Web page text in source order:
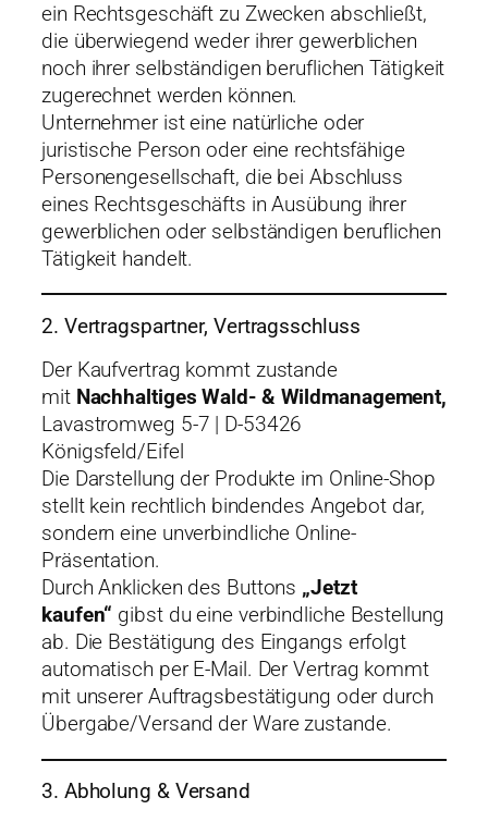
ein Rechtsgeschäft zu Zwecken abschließt,
die überwiegend weder ihrer gewerblichen
noch ihrer selbständigen beruflichen Tätigkeit
zugerechnet werden können.
Unternehmer ist eine natürliche oder
juristische Person oder eine rechtsfähige
Personengesellschaft, die bei Abschluss
eines Rechtsgeschäfts in Ausübung ihrer
gewerblichen oder selbständigen beruflichen
Tätigkeit handelt.
2. Vertragspartner, Vertragsschluss
Der Kaufvertrag kommt zustande
mit Nachhaltiges Wald- & Wildmanagement,
Lavastromweg 5-7 | D-53426
Königsfeld/Eifel
Die Darstellung der Produkte im Online-Shop
stellt kein rechtlich bindendes Angebot dar,
sondern eine unverbindliche Online-
Präsentation.
Durch Anklicken des Buttons „Jetzt
kaufen“ gibst du eine verbindliche Bestellung
ab. Die Bestätigung des Eingangs erfolgt
automatisch per E-Mail. Der Vertrag kommt
mit unserer Auftragsbestätigung oder durch
Übergabe/Versand der Ware zustande.
3. Abholung & Versand